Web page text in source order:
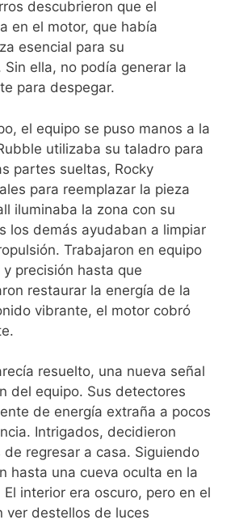
descubrieron que el
en el motor, que había
esencial para su
ella, no podía generar la
para despegar.
el equipo se puso manos a la
utilizaba su taladro para
partes sueltas, Rocky
para reemplazar la pieza
iluminaba la zona con su
los demás ayudaban a limpiar
Trabajaron en equipo
precisión hasta que
restaurar la energía de la
vibrante, el motor cobró
resuelto, una nueva señal
del equipo. Sus detectores
de energía extraña a pocos
Intrigados, decidieron
regresar a casa. Siguiendo
hasta una cueva oculta en la
interior era oscuro, pero en el
ver destellos de luces